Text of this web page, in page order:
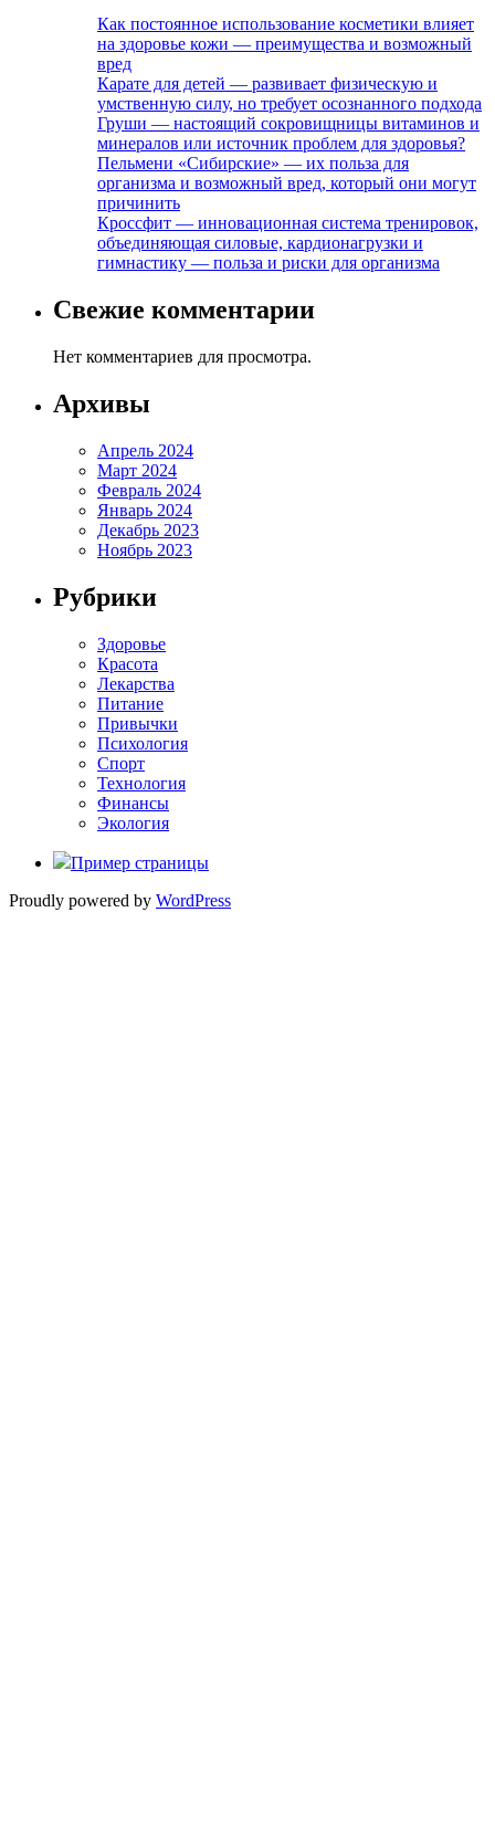
Как постоянное использование косметики влияет
на здоровье кожи — преимущества и возможный
вред
Карате для детей — развивает физическую и
умственную силу, но требует осознанного подхода
Груши — настоящий сокровищницы витаминов и
минералов или источник проблем для здоровья?
Пельмени «Сибирские» — их польза для
организма и возможный вред, который они могут
причинить
Кроссфит — инновационная система тренировок,
объединяющая силовые, кардионагрузки и
гимнастику — польза и риски для организма
Свежие комментарии
Нет комментариев для просмотра.
Архивы
Апрель 2024
Март 2024
Февраль 2024
Январь 2024
Декабрь 2023
Ноябрь 2023
Рубрики
Здоровье
Красота
Лекарства
Питание
Привычки
Психология
Спорт
Технология
Финансы
Экология
Пример страницы
Proudly powered by WordPress